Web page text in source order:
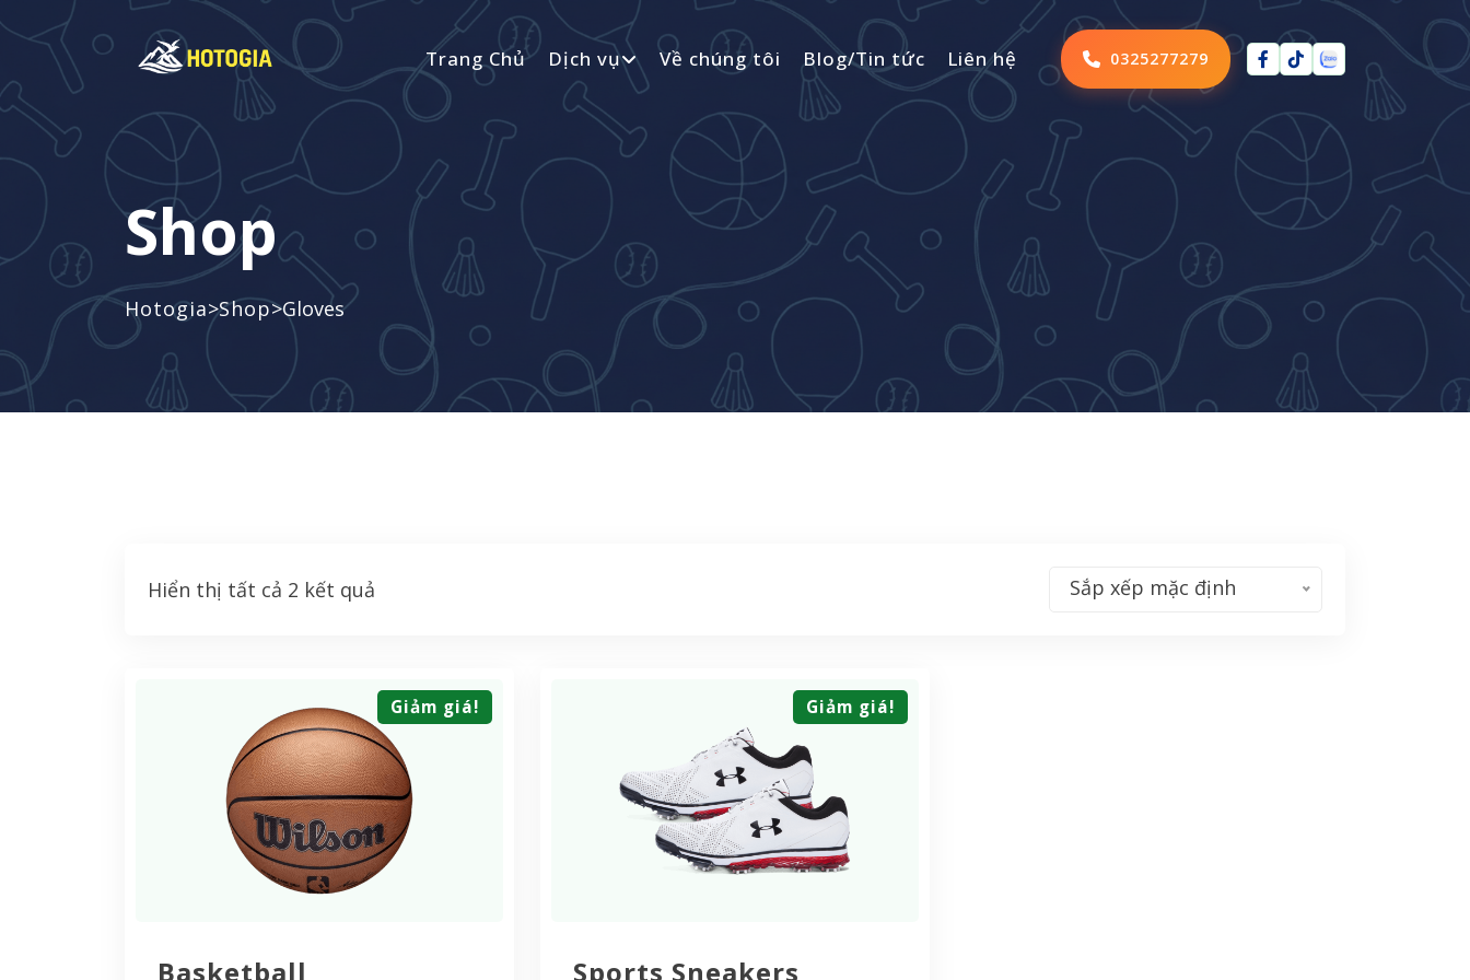
Trang Chủ Dịch vụ Về chúng tôi Blog/Tin tức Liên hệ 0325277279
Shop
Hotogia>Shop>Gloves
Hiển thị tất cả 2 kết quả Sắp xếp mặc định
Giảm giá!
Basketball
Giảm giá!
Sports Sneakers